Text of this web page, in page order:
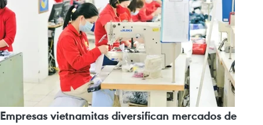
Empresas vietnamitas diversifican mercados de